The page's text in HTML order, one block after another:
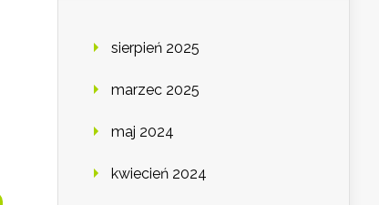
sierpień 2025
marzec 2025
maj 2024
kwiecień 2024